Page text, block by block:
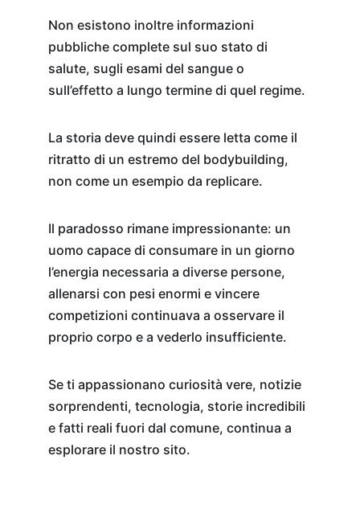
Non esistono inoltre informazioni
pubbliche complete sul suo stato di
salute, sugli esami del sangue o
sull’effetto a lungo termine di quel regime.
La storia deve quindi essere letta come il
ritratto di un estremo del bodybuilding,
non come un esempio da replicare.
Il paradosso rimane impressionante: un
uomo capace di consumare in un giorno
l’energia necessaria a diverse persone,
allenarsi con pesi enormi e vincere
competizioni continuava a osservare il
proprio corpo e a vederlo insufficiente.
Se ti appassionano curiosità vere, notizie
sorprendenti, tecnologia, storie incredibili
e fatti reali fuori dal comune, continua a
esplorare il nostro sito.